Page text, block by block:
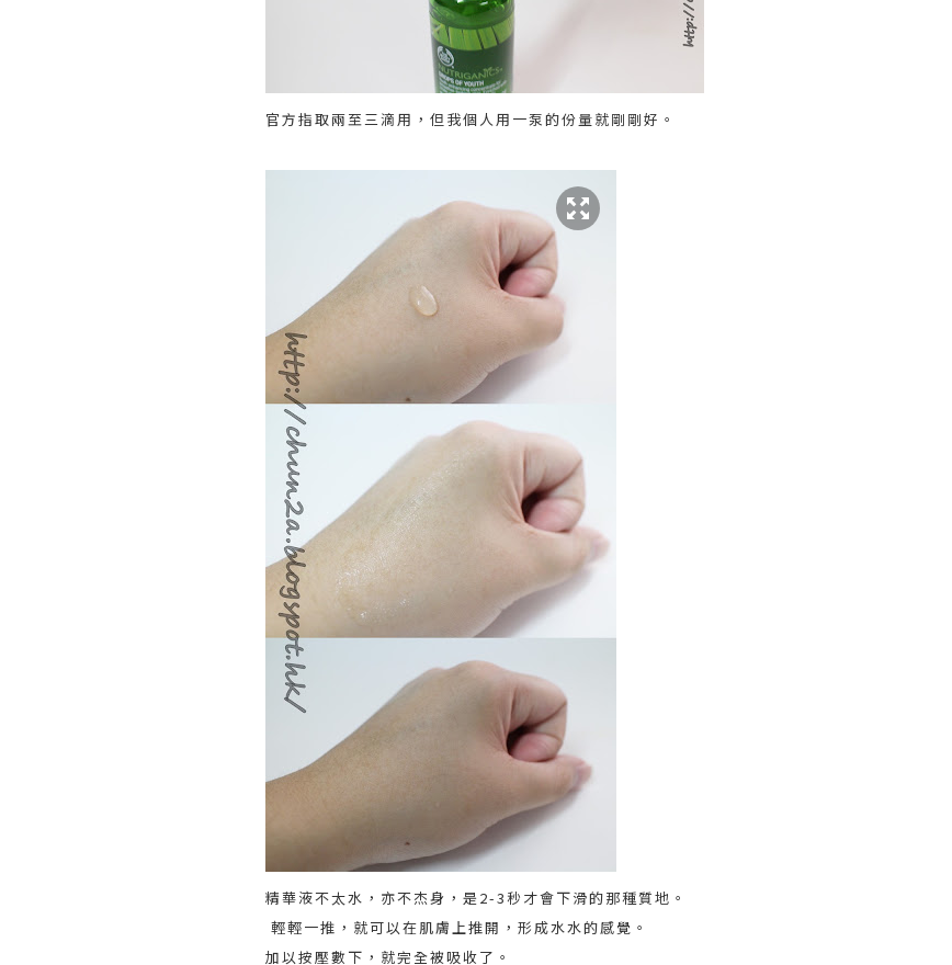
官方指取兩至三滴用，但我個人用一泵的份量就剛剛好。
精華液不太水，亦不杰身，是2-3秒才會下滑的那種質地。
輕輕一推，就可以在肌膚上推開，形成水水的感覺。
加以按壓數下，就完全被吸收了。